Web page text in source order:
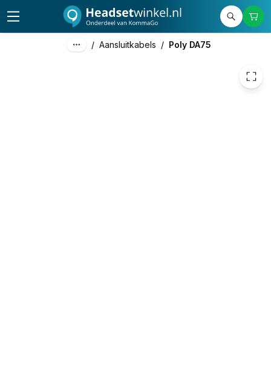
/ Aansluitkabels / Poly DA75
50,41 excl. btw
61,00 incl. btw